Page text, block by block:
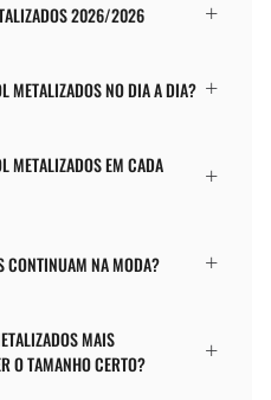
2026/2026
METALIZADOS NO DIA A DIA?
METALIZADOS EM CADA
CONTINUAM NA MODA?
MAIS
O TAMANHO CERTO?